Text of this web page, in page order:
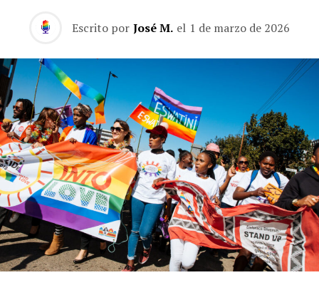
Escrito por José M. el 1 de marzo de 2026